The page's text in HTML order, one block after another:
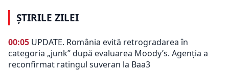
ȘTIRILE ZILEI
00:05 UPDATE. România evită retrogradarea în
categoria „junk” după evaluarea Moody’s. Agenția a
reconfirmat ratingul suveran la Baa3